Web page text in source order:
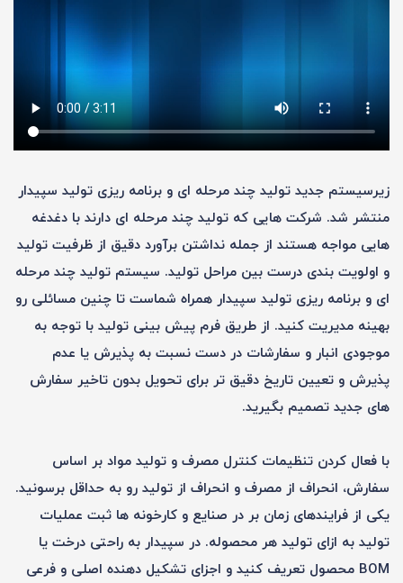
زیرسیستم جدید تولید چند مرحله ای و برنامه ریزی تولید سپیدار
منتشر شد. شرکت هایی که تولید چند مرحله ای دارند با دغدغه
هایی مواجه هستند از جمله نداشتن برآورد دقیق از ظرفیت تولید
و اولویت بندی درست بین مراحل تولید. سیستم تولید چند مرحله
ای و برنامه ریزی تولید سپیدار همراه شماست تا چنین مسائلی رو
بهینه مدیریت کنید. از طریق فرم پیش بینی تولید با توجه به
موجودی انبار و سفارشات در دست نسبت به پذیرش یا عدم
پذیرش و تعیین تاریخ دقیق تر برای تحویل بدون تاخیر سفارش
های جدید تصمیم بگیرید.
با فعال کردن تنظیمات کنترل مصرف و تولید مواد بر اساس
سفارش، انحراف از مصرف و انحراف از تولید رو به حداقل برسونید.
یکی از فرایندهای زمان بر در صنایع و کارخونه ها ثبت عملیات
تولید به ازای تولید هر محصوله. در سپیدار به راحتی درخت یا
BOM محصول تعریف کنید و اجزای تشکیل دهنده اصلی و فرعی